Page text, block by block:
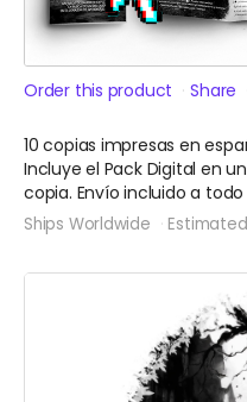
Order this product Share
10 copias impresas en
Incluye el Pack Digital en
copia. Envío incluido a
Ships Worldwide